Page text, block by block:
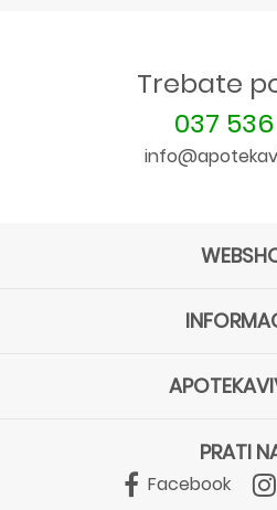
Trebate
037 536
PRATI
Facebook